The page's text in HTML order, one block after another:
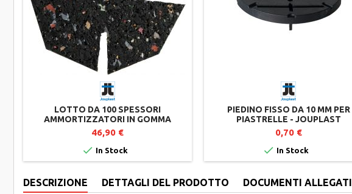
LOTTO DA 100 SPESSORI
AMMORTIZZATORI IN GOMMA
RICICLATA PER SUPPORTI TERRAZZA
46,90 €
 In Stock
PIEDINO FISSO DA 10 MM PER
PIASTRELLE - JOUPLAST
0,70 €
 In Stock
DESCRIZIONE DETTAGLI DEL PRODOTTO DOCUMENTI ALLEGATI